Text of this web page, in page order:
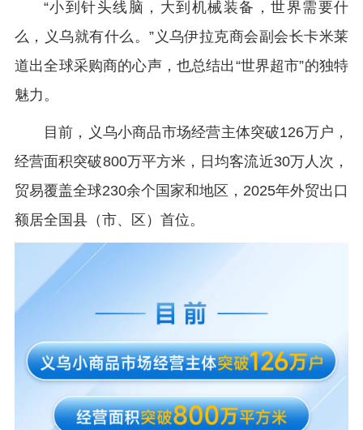
“小到针头线脑，大到机械装备，世界需要什
么，义乌就有什么。”义乌伊拉克商会副会长卡米莱
道出全球采购商的心声，也总结出“世界超市”的独特
魅力。
目前，义乌小商品市场经营主体突破126万户，
经营面积突破800万平方米，日均客流近30万人次，
贸易覆盖全球230余个国家和地区，2025年外贸出口
额居全国县（市、区）首位。